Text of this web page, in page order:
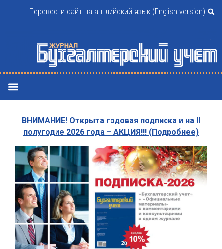
Перевести сайт на английский язык (English version)
ВНИМАНИЕ! Открыта годовая подписка и на II
полугодие 2026 года – АКЦИЯ!!! (Подробнее)